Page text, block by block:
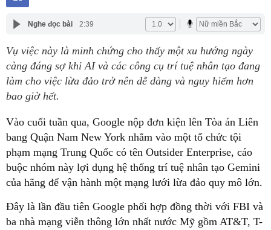
Nghe đọc bài 2:39
Vụ việc này là minh chứng cho thấy một xu hướng ngày
càng đáng sợ khi AI và các công cụ trí tuệ nhân tạo đang
làm cho việc lừa đảo trở nên dễ dàng và nguy hiểm hơn
bao giờ hết.
Vào cuối tuần qua, Google nộp đơn kiện lên Tòa án Liên
bang Quận Nam New York nhắm vào một tổ chức tội
phạm mạng Trung Quốc có tên Outsider Enterprise, cáo
buộc nhóm này lợi dụng hệ thống trí tuệ nhân tạo Gemini
của hãng để vận hành một mạng lưới lừa đảo quy mô lớn.
Đây là lần đầu tiên Google phối hợp đồng thời với FBI và
ba nhà mạng viễn thông lớn nhất nước Mỹ gồm AT&T, T-